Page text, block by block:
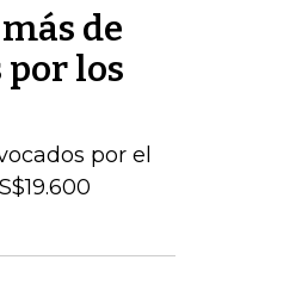
de
por los
por el